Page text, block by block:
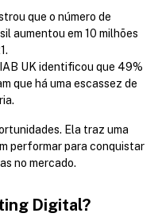
que o número de
aumentou em 10 milhões
UK identificou que 49%
que há uma escassez de
Ela traz uma
performar para conquistar
no mercado.
Digital?